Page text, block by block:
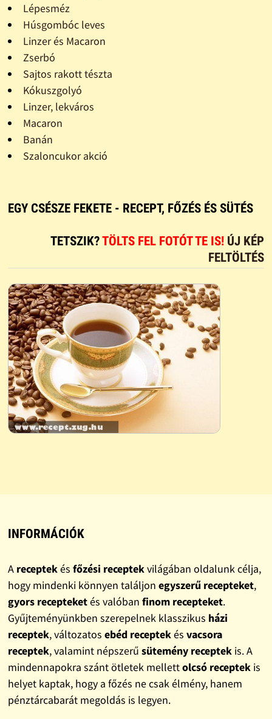
Lépesméz
Húsgombóc leves
Linzer és Macaron
Zserbó
Sajtos rakott tészta
Kókuszgolyó
Linzer, lekváros
Macaron
Banán
Szaloncukor akció
EGY CSÉSZE FEKETE - RECEPT, FŐZÉS ÉS SÜTÉS
TETSZIK?TÖLTS FEL FOTÓT TE IS! ÚJ KÉP
FELTÖLTÉS
INFORMÁCIÓK
A receptekés főzési receptekvilágában oldalunk célja,
hogy mindenki könnyen találjon egyszerű recepteket,
gyors recepteketés valóban finom recepteket.
Gyűjteményünkben szerepelnek klasszikus házi
receptek, változatos ebéd receptekés vacsora
receptek, valamint népszerű sütemény receptekis. A
mindennapokra szánt ötletek mellettolcsó receptekis
helyet kaptak, hogy a főzés ne csak élmény, hanem
pénztárcabarát megoldás is legyen.